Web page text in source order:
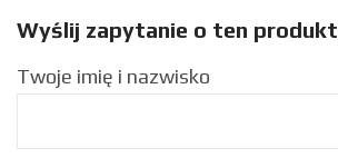
Wyślij zapytanie o ten produkt
Twoje imię i nazwisko